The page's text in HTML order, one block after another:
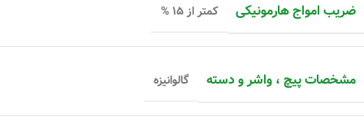
ضریب امواج هارمونیکی کمتر از ۱۵ %
مشخصات پیچ ، واشر و دسته گالوانیزه